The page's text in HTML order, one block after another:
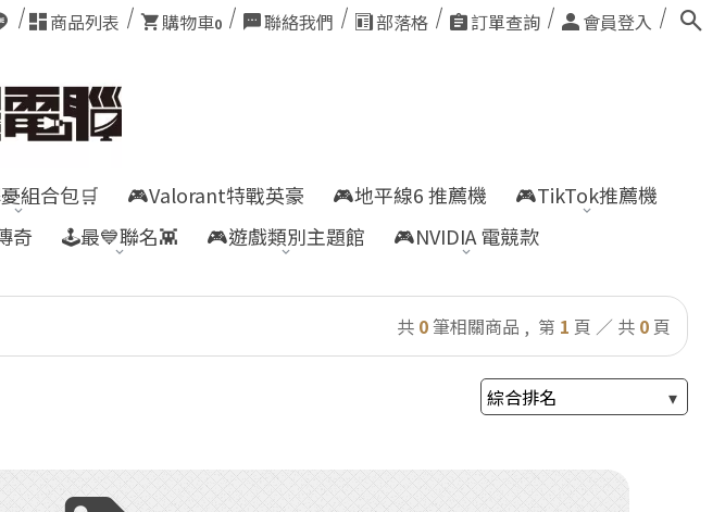
商品列表 購物車0 聯絡我們 部落格 訂單查詢 會員登入
憂組合包🛒 🎮Valorant特戰英豪 🎮地平線6 推薦機
🎮TikTok推薦機
奇 🕹️最💙聯名👾 🎮遊戲類別主題館 🎮NVIDIA 電競款
共 0筆相關商品 , 第 1 頁 ／ 共 0 頁